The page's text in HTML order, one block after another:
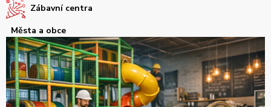
Zábavní centra
Města a obce